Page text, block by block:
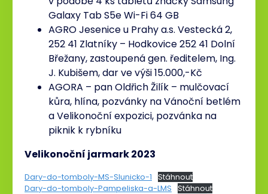
Galaxy Tab S5e Wi-Fi 64 GB
AGRO Jesenice u Prahy a.s. Vestecká 2,
252 41 Zlatníky – Hodkovice 252 41 Dolní
Břežany, zastoupená gen. ředitelem, Ing.
J. Kubišem, dar ve výši 15.000,-Kč
AGORA – pan Oldřich Žilík – mulčovací
kůra, hlína, pozvánky na Vánoční betlém
a Velikonoční expozici, pozvánka na
piknik k rybníku
Velikonoční jarmark 2023
Dary-do-tomboly-MS-Slunicko-1
Stáhnout
Dary-do-tomboly-Pampeliska-a-LMS
Stáhnout